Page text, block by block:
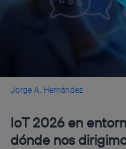
Jorge A. Hernández
IoT 2026 en
dónde nos